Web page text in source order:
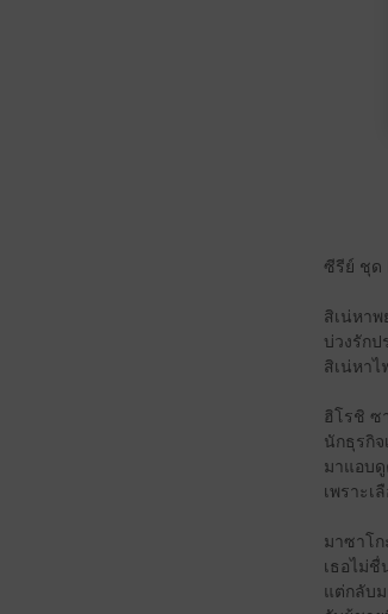
ซีรีย์ ชุด
สิเน่หาพ
บ่วงรักป
สิเน่หาไ
ฮิโรชิ ซ
นักธุรกิจ
มาแอบดู
เพราะเ
มาซาโก
เธอไม่ชื่
แต่กลับม